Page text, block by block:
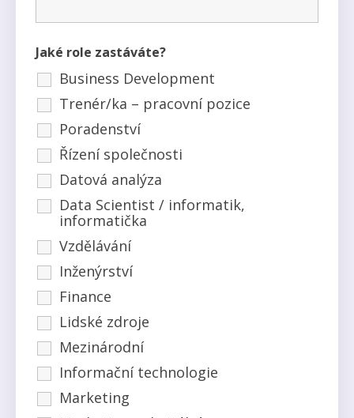
Jaké role zastáváte?
Business Development
Trenér/ka – pracovní pozice
Poradenství
Řízení společnosti
Datová analýza
Data Scientist / informatik,
informatička
Vzdělávání
Inženýrství
Finance
Lidské zdroje
Mezinárodní
Informační technologie
Marketing